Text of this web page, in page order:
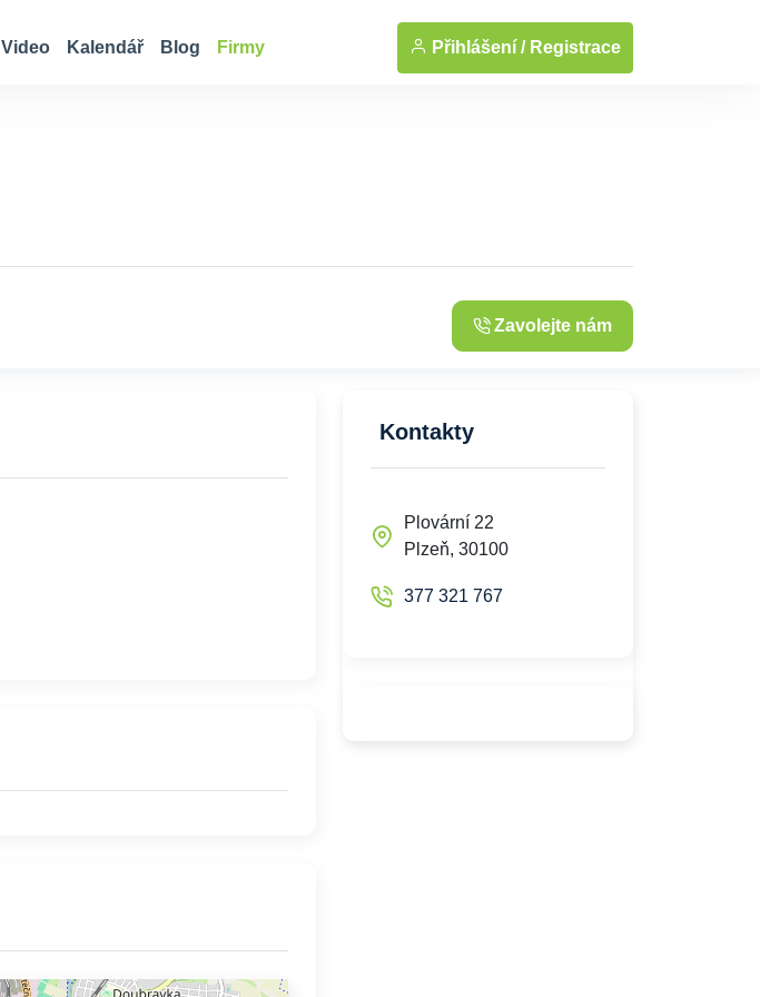
Video Kalendář Blog Firmy Přihlášení / Registrace
... Zobrazit fotografie
Zavolejte nám
Kontakty
Plovární 22
Plzeň, 30100
377 321 767